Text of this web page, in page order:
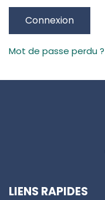
Connexion
Mot de passe perdu ?
LIENS RAPIDES